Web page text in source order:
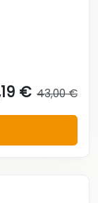
€ 43,00 €